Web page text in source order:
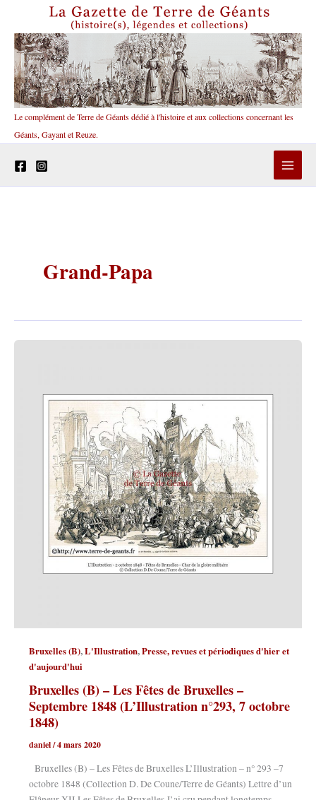
contenu
Le complément de Terre de Géants dédié à l'histoire et aux collections concernant les
Géants, Gayant et Reuze.
Grand-Papa
Bruxelles (B),L'Illustration,Presse, revues et périodiques d'hier et
d'aujourd'hui
Bruxelles (B) – Les Fêtes de Bruxelles –
Septembre 1848 (L’Illustration n°293, 7 octobre
1848)
daniel/4 mars 2020
Bruxelles (B) – Les Fêtes de Bruxelles L’Illustration – n° 293 –7
octobre 1848 (Collection D. De Coune/Terre de Géants) Lettre d’un